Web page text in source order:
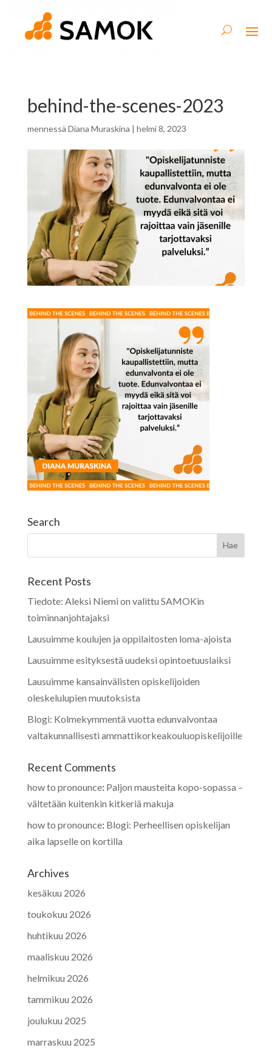
behind-the-scenes-2023
mennessä Diana Muraskina | helmi 8, 2023
Search
Recent Posts
Tiedote: Aleksi Niemi on valittu SAMOKin
toiminnanjohtajaksi
Lausuimme koulujen ja oppilaitosten loma-ajoista
Lausuimme esityksestä uudeksi opintoetuuslaiksi
Lausuimme kansainvälisten opiskelijoiden
oleskelulupien muutoksista
Blogi: Kolmekymmentä vuotta edunvalvontaa
valtakunnallisesti ammattikorkeakouluopiskelijoille
Recent Comments
how to pronounce: Paljon mausteita kopo-sopassa –
vältetään kuitenkin kitkeriä makuja
how to pronounce: Blogi: Perheellisen opiskelijan
aika lapselle on kortilla
Archives
kesäkuu 2026
toukokuu 2026
huhtikuu 2026
maaliskuu 2026
helmikuu 2026
tammikuu 2026
joulukuu 2025
marraskuu 2025